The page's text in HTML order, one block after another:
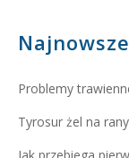
Problemy
Tyrosur żel na rany